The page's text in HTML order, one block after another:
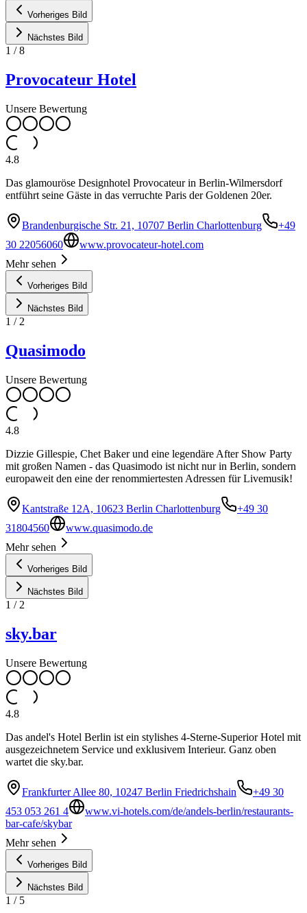
Vorheriges Bild
Nächstes Bild
1 /8
Provocateur Hotel
Unsere Bewertung
4.8
Das glamouröse Designhotel Provocateur in Berlin-Wilmersdorf
entführt seine Gäste in das verruchte Paris der Goldenen 20er.
Brandenburgische Str. 21, 10707 Berlin Charlottenburg
+49
30 22056060
www.provocateur-hotel.com
Mehr sehen
Vorheriges Bild
Nächstes Bild
1 / 2
Quasimodo
Unsere Bewertung
4.8
Dizzie Gillespie, Chet Baker und eine legendäre After Show Party
mit großen Namen - das Quasimodo ist nicht nur in Berlin, sondern
europaweit den eine der renommiertesten Adressen für Livemusik!
Kantstraße 12A, 10623 Berlin Charlottenburg
+49 30
31804560
www.quasimodo.de
Mehr sehen
Vorheriges Bild
Nächstes Bild
1 / 2
sky.bar
Unsere Bewertung
4.8
Das andel's Hotel Berlin ist ein stylishes 4-Sterne-Superior Hotel mit
ausgezeichnetem Service und exklusivem Interieur. Ganz oben
wartet die sky.bar.
Frankfurter Allee 80, 10247 Berlin Friedrichshain
+49 30
453 053 261 4
www.vi-hotels.com/de/andels-berlin/restaurants-
bar-cafe/skybar
Mehr sehen
Vorheriges Bild
Nächstes Bild
1 / 5